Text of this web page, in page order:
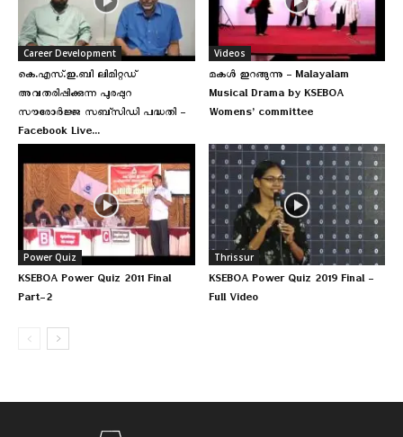
Career Development
കെ.എസ്.ഇ.ബി ലിമിറ്റഡ്
അവതരിപ്പിക്കുന്ന പുരപ്പുറ
സൗരോർജ്ജ സബ്‌സിഡി പദ്ധതി –
Facebook Live...
Videos
മകള്‍ ഇറങ്ങുന്നു – Malayalam
Musical Drama by KSEBOA
Womens’ committee
Power Quiz
KSEBOA Power Quiz 2011 Final
Part-2
Thrissur
KSEBOA Power Quiz 2019 Final –
Full Video